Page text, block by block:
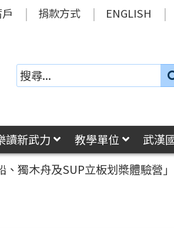
捐款方式 ENGLISH
讀新武力 教學單位 武漢
獨木舟及SUP立板划槳體驗營」